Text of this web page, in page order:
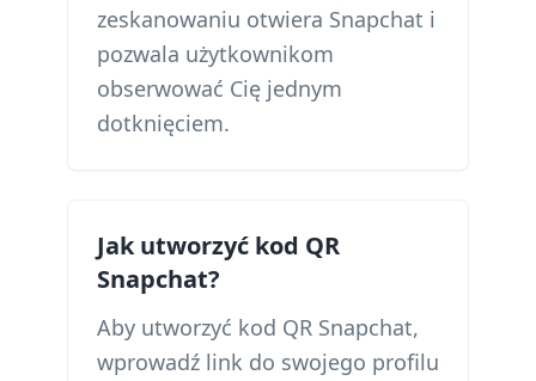
zeskanowaniu otwiera Snapchat i
pozwala użytkownikom
obserwować Cię jednym
dotknięciem.
Jak utworzyć kod QR
Snapchat?
Aby utworzyć kod QR Snapchat,
wprowadź link do swojego profilu